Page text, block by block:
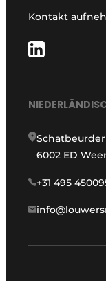
Kontakt
6002 ED
+31 495